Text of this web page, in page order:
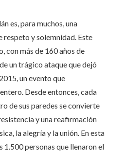
es, para muchos, una
respeto y solemnidad. Este
con más de 160 años de
un trágico ataque que dejó
un evento que
Desde entonces, cada
de sus paredes se convierte
y una reafirmación
la alegría y la unión. En esta
1.500 personas que llenaron el